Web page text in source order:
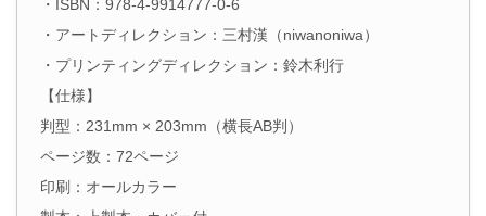
・ISBN：978-4-9914777-0-6
・アートディレクション：三村漢（niwanoniwa）
・プリンティングディレクション：鈴木利行
【仕様】
判型：231mm × 203mm（横長AB判）
ページ数：72ページ
印刷：オールカラー